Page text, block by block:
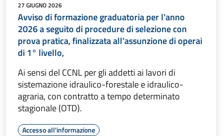
27 GIUGNO 2026
Avviso di formazione graduatoria per l’anno
2026 a seguito di procedure di selezione con
prova pratica, finalizzata all’assunzione di operai
di 1° livello,
Ai sensi del CCNL per gli addetti ai lavori di
sistemazione idraulico-forestale e idraulico-
agraria, con contratto a tempo determinato
stagionale (OTD).
Accesso all'informazione